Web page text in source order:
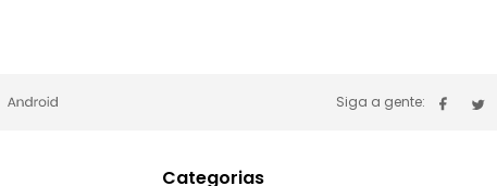
Siga a gente:
Categorias